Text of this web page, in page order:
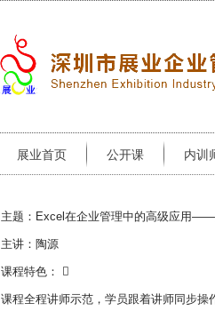
展业首页 公开课 内训
主题：Excel在企业管理中的高级应用
主讲：陶源
课程特色： 
课程全程讲师示范，学员跟着讲师同步